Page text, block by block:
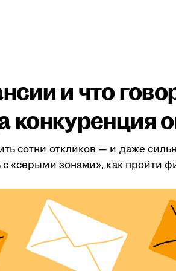
и что
конкуренция
сотни откликов — и даже
«серыми зонами», как пройти